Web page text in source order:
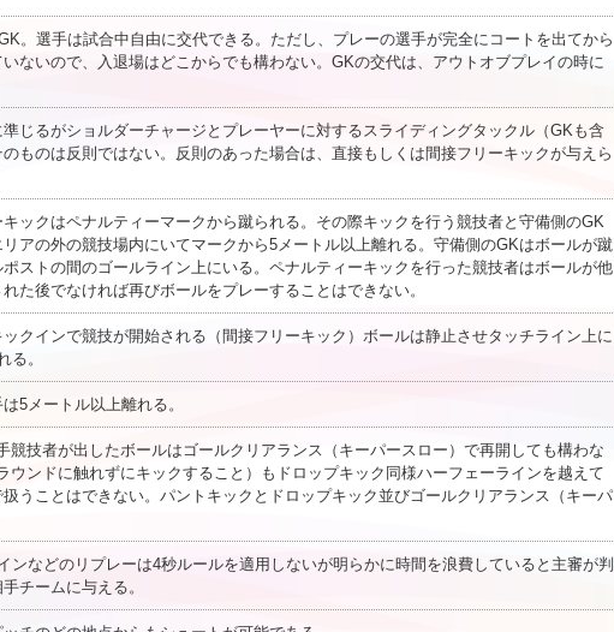
。選手は試合中自由に交代できる。ただし、プレーの選手が完全にコートを出てから
ないので、入退場はどこからでも構わない。GKの交代は、アウトオブプレイの時に
じるがショルダーチャージとプレーヤーに対するスライディングタックル（GKも含
ものは反則ではない。反則のあった場合は、直接もしくは間接フリーキックが与えら
ックはペナルティーマークから蹴られる。その際キックを行う競技者と守備側のGK
アの外の競技場内にいてマークから5メートル以上離れる。守備側のGKはボールが蹴
ストの間のゴールライン上にいる。ペナルティーキックを行った競技者はボールが他
た後でなければ再びボールをプレーすることはできない。
クインで競技が開始される（間接フリーキック）ボールは静止させタッチライン上に
る。
5メートル以上離れる。
競技者が出したボールはゴールクリアランス（キーパースロー）で再開しても構わな
ウンドに触れずにキックすること）もドロップキック同様ハーフェーラインを越えて
うことはできない。パントキックとドロップキック並びゴールクリアランス（キーパ
ンなどのリプレーは4秒ルールを適用しないが明らかに時間を浪費していると主審が判
チームに与える。